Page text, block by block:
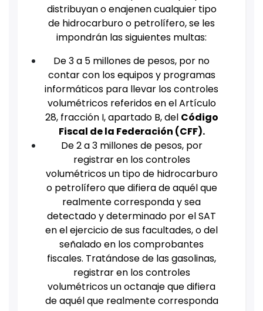
distribuyan o enajenen cualquier tipo
de hidrocarburo o petrolífero, se les
impondrán las siguientes multas:
De 3 a 5 millones de pesos, por no
contar con los equipos y programas
informáticos para llevar los controles
volumétricos referidos en el Artículo
28, fracción I, apartado B, del Código
Fiscal de la Federación (CFF).
De 2 a 3 millones de pesos, por
registrar en los controles
volumétricos un tipo de hidrocarburo
o petrolífero que difiera de aquél que
realmente corresponda y sea
detectado y determinado por el SAT
en el ejercicio de sus facultades, o del
señalado en los comprobantes
fiscales. Tratándose de las gasolinas,
registrar en los controles
volumétricos un octanaje que difiera
de aquél que realmente corresponda